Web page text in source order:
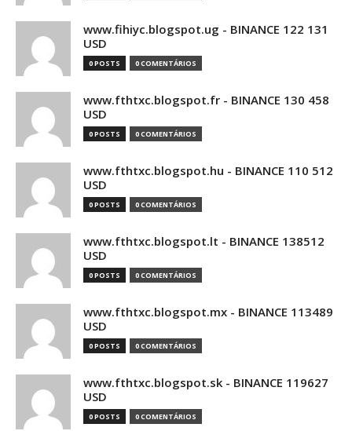
www.fihiyc.blogspot.ug - BINANCE 122 131
USD
0 POSTS 0 COMENTÁRIOS
www.fthtxc.blogspot.fr - BINANCE 130 458
USD
0 POSTS 0 COMENTÁRIOS
www.fthtxc.blogspot.hu - BINANCE 110 512
USD
0 POSTS 0 COMENTÁRIOS
www.fthtxc.blogspot.lt - BINANCE 138512
USD
0 POSTS 0 COMENTÁRIOS
www.fthtxc.blogspot.mx - BINANCE 113489
USD
0 POSTS 0 COMENTÁRIOS
www.fthtxc.blogspot.sk - BINANCE 119627
USD
0 POSTS 0 COMENTÁRIOS